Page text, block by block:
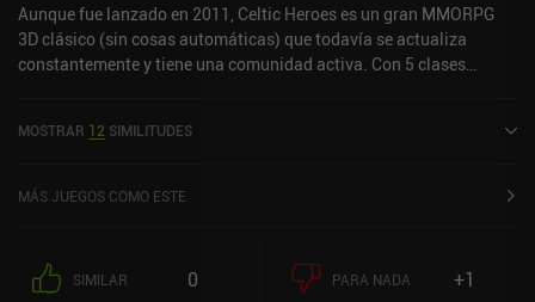
Aunque fue lanzado en 2011, Celtic Heroes es un gran MMORPG
3D clásico (sin cosas automáticas) que todavía se actualiza
constantemente y tiene una comunidad activa. Con 5 clases
individual, y un montón de misiones y habilidades interesantes,
usuario lamentablemente no se puede personalizar, pero al menos
comunidad parece discutir internamente si eso es o no pagar para
ganar).
MOSTRAR 12 SIMILITUDES
MÁS JUEGOS COMO ESTE
SIMILAR 0 PARA NADA +1